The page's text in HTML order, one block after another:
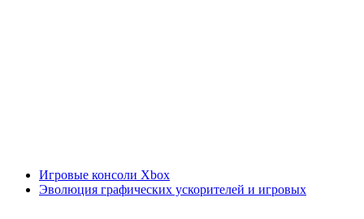
Игровые консоли Xbox
Эволюция графических ускорителей и игровых